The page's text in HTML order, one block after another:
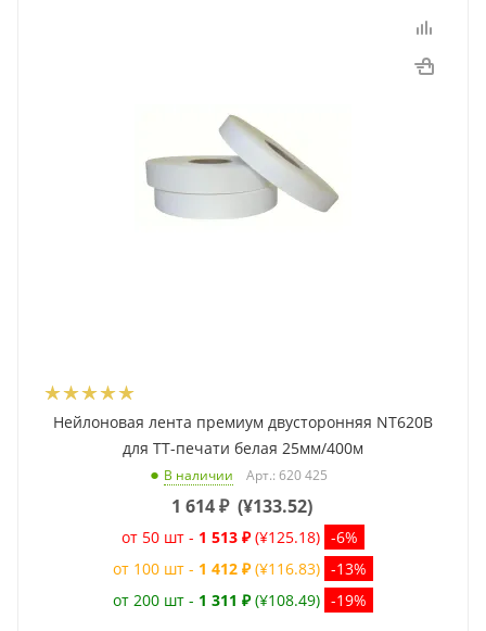
Нейлоновая лента премиум двусторонняя NT620B
для ТТ-печати белая 25мм/400м
В наличии Арт.: 620 425
1 614₽ (¥133.52)
от 50 шт - 1 513 ₽ (¥125.18) -6%
от 100 шт - 1 412 ₽ (¥116.83) -13%
от 200 шт - 1 311 ₽ (¥108.49) -19%